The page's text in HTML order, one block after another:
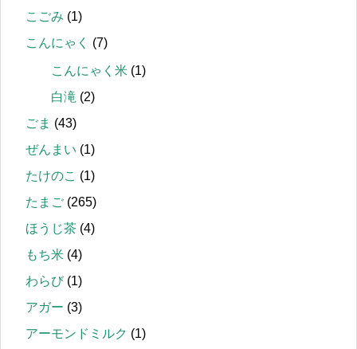
こごみ (1)
こんにゃく
(7)
こんにゃく米 (1)
白滝 (2)
ごま (43)
ぜんまい (1)
たけのこ (1)
たまご (265)
ほうじ茶 (4)
もち米 (4)
わらび(1)
アガー (3)
アーモンドミルク (1)